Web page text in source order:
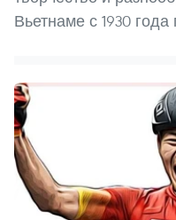
Вьетнаме с 1930